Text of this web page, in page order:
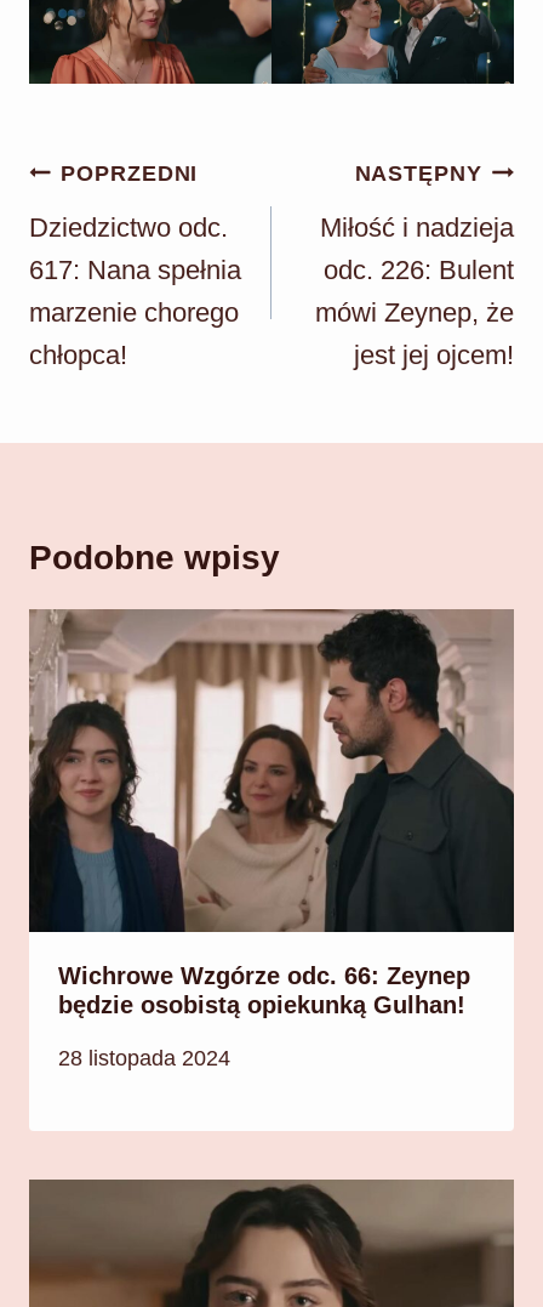
Nawigacja
wpisu
POPRZEDNI
Dziedzictwo odc.
617: Nana spełnia
marzenie chorego
chłopca!
NASTĘPNY
Miłość i nadzieja
odc. 226: Bulent
mówi Zeynep, że
jest jej ojcem!
Podobne wpisy
Wichrowe Wzgórze odc. 66: Zeynep
będzie osobistą opiekunką Gulhan!
28 listopada 2024